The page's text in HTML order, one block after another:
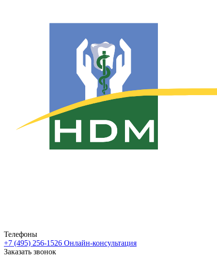
Телефоны
+7 (495) 256-1526 Онлайн-консультация
Заказать звонок